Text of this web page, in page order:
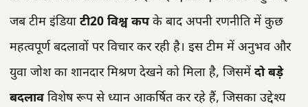
जब टीम इंडिया टी20 विश्व कपके बाद अपनी रणनीति में कुछ
महत्वपूर्ण बदलावों पर विचार कर रही है। इस टीम में अनुभव और
युवा जोश का शानदार मिश्रण देखने को मिला है, जिसमें दो बड़े
बदलावविशेष रूप से ध्यान आकर्षित कर रहे हैं, जिसका उद्देश्य